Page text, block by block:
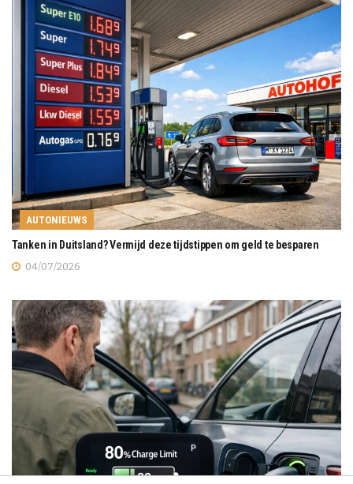
AUTONIEUWS
Tanken in Duitsland? Vermijd deze tijdstippen om geld te besparen
04/07/2026